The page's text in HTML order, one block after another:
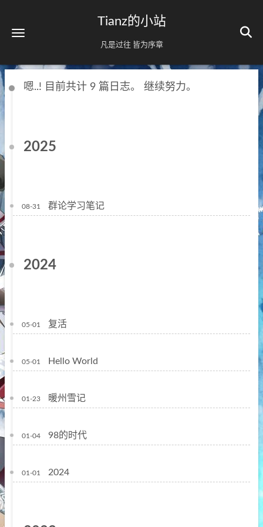
Tianz的小站
凡是过往 皆为序章
嗯..! 目前共计 9 篇日志。 继续努力。
2025
08-31 群论学习笔记
2024
05-01 复活
05-01 Hello World
01-23 暖州雪记
01-04 98的时代
01-01 2024